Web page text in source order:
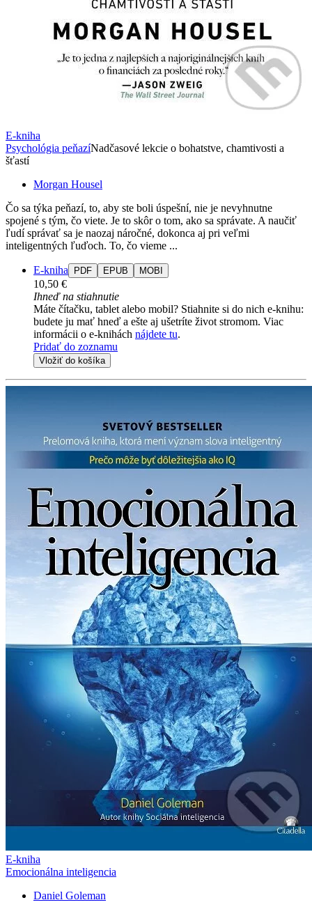
E-kniha
Psychológia peňazíNadčasové lekcie o bohatstve, chamtivosti a
šťastí
Morgan Housel
Čo sa týka peňazí, to, aby ste boli úspešní, nie je nevyhnutne
spojené s tým, čo viete. Je to skôr o tom, ako sa správate. A naučiť
ľudí správať sa je naozaj náročné, dokonca aj pri veľmi
inteligentných ľuďoch. To, čo vieme ...
E-kniha PDF EPUB MOBI
10,50 €
Ihneď na stiahnutie
Máte čítačku, tablet alebo mobil? Stiahnite si do nich e-knihu:
budete ju mať hneď a ešte aj ušetríte život stromom. Viac
informácii o e-knihách nájdete tu.
Pridať do zoznamu
Vložiť do košíka
E-kniha
Emocionálna inteligencia
Daniel Goleman